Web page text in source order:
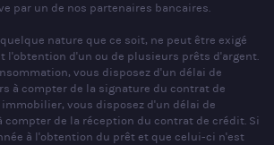
par un de nos partenaires bancaires.
nature que ce soit, ne peut être exigé
l'obtention d'un ou de plusieurs prêts d'argent.
vous disposez d'un délai de
à compter de la signature du contrat de
vous disposez d'un délai de
compter de la réception du contrat de crédit. Si
à l'obtention du prêt et que celui-ci n'est